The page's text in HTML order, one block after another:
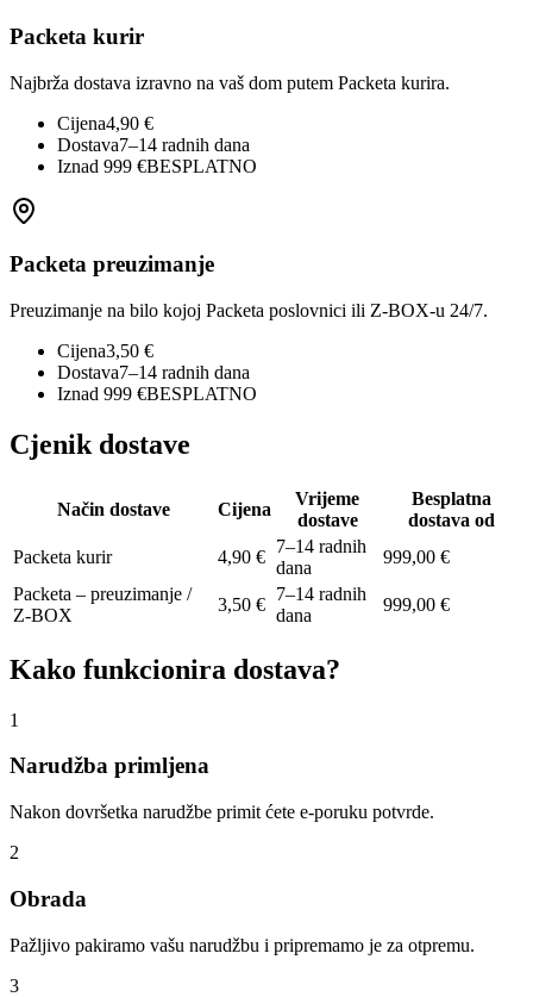
Packeta kurir
Najbrža dostava izravno na vaš dom putem Packeta kurira.
Cijena4,90 €
Dostava7–14 radnih dana
Iznad 999 €BESPLATNO
Packeta preuzimanje
Preuzimanje na bilo kojoj Packeta poslovnici ili Z-BOX-u 24/7.
Cijena3,50 €
Dostava7–14 radnih dana
Iznad 999 €BESPLATNO
Cjenik dostave
Način dostave Cijena
Vrijeme
dostave
Besplatna
dostava od
Packeta kurir
4,90 €
7–14 radnih
dana
999,00 €
Packeta – preuzimanje /
Z-BOX
3,50 €
7–14 radnih
dana
999,00 €
Kako funkcionira dostava?
1
Narudžba primljena
Nakon dovršetka narudžbe primit ćete e-poruku potvrde.
2
Obrada
Pažljivo pakiramo vašu narudžbu i pripremamo je za otpremu.
3